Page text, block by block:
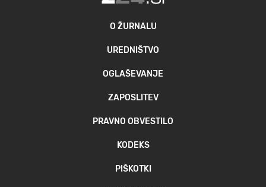
O ŽURNALU
UREDNIŠTVO
OGLAŠEVANJE
ZAPOSLITEV
PRAVNO OBVESTILO
KODEKS
PIŠKOTKI